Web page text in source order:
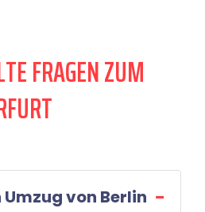
FRAGEN ZUM
von Berlin